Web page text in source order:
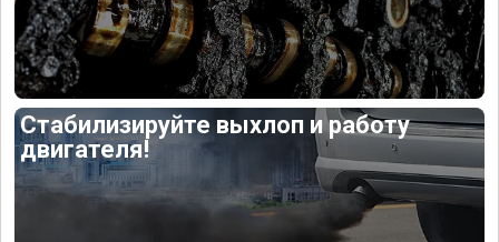
Стабилизируйте выхлоп и работу
двигателя!